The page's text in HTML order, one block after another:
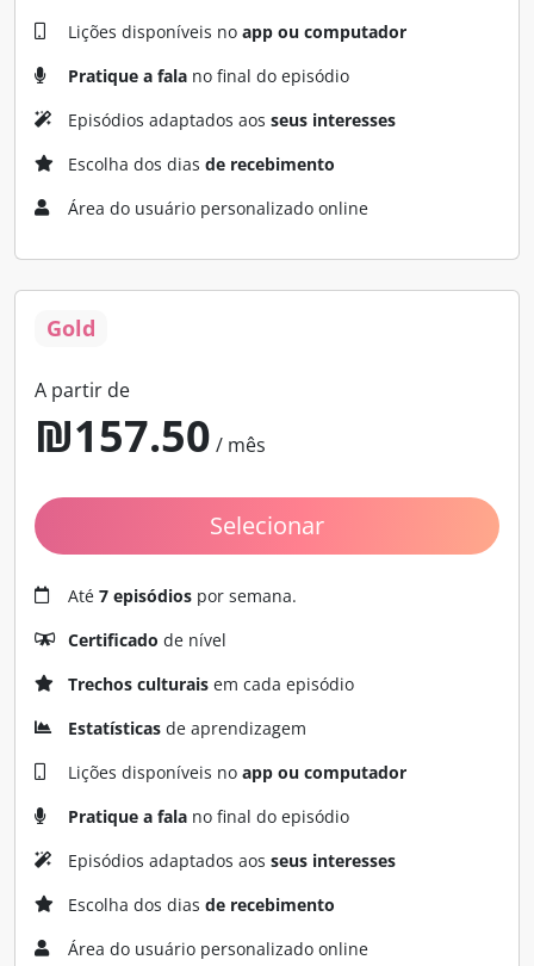
Lições disponíveis no app ou computador
Pratique a fala no final do episódio
Episódios adaptados aos seus interesses
Escolha dos dias de recebimento
Área do usuário personalizado online
Gold
A partir de
₪157.50 / mês
Selecionar
Até 7 episódios por semana.
Certificado de nível
Trechos culturais em cada episódio
Estatísticas de aprendizagem
Lições disponíveis no app ou computador
Pratique a fala no final do episódio
Episódios adaptados aos seus interesses
Escolha dos dias de recebimento
Área do usuário personalizado online